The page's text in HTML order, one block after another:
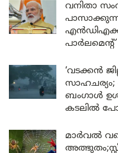
വനിതാ
എൻഡിഎക്ക്
‘വടക്കൻ
സാഹചര്യം;
ബംഗാൾ
കടലിൽ
മാർവൽ